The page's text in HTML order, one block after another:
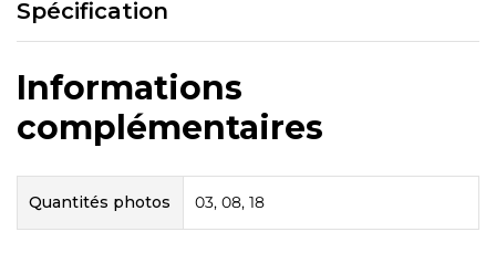
Spécification
Informations
complémentaires
Quantités photos 03, 08, 18